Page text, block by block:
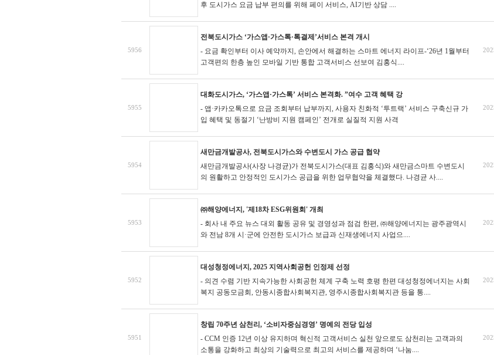
후 도시가스 요금 납부 편의를 위해 페이 서비스, AI기반 상담 ....
5956
전북도시가스 ‘가스앱·가스톡·톡결제’서비스 본격 개시
- 요금 확인부터 이사 예약까지, 손안에서 해결하는 스마트 에너지 라이프-‘26년 1월부터
고객편의 한층 높인 모바일 기반 통합 고객서비스 선보여 김홍식....
5955
대화도시가스, ‘가스앱·가스톡’ 서비스 본격화. ”여수 고객 혜택 강
- 앱·카카오톡으로 요금 조회부터 납부까지, 사용자 친화적 ‘투트랙’ 서비스 구축신규 가
입 혜택 및 동절기 ‘난방비 지원 캠페인’ 전개로 실질적 지원 사격
5954
새만금개발공사, 전북도시가스와 수변도시 가스 공급 협약
새만금개발공사(사장 나경균)가 전북도시가스(대표 김홍식)와 새만금스마트 수변도시
의 원활하고 안정적인 도시가스 공급을 위한 업무협약을 체결했다. 나경균 사....
5953
㈜해양에너지, '제18차 ESG위원회' 개최
- 회사 내 주요 뉴스 대외 활동 공유 및 경영성과 점검 한편, ㈜해양에너지는 광주광역시
와 전남 8개 시·군에 안전한 도시가스 보급과 신재생에너지 사업으....
5952
대성청정에너지, 2025 지역사회공헌 인정제 선정
- 의견 수렴 기반 지속가능한 사회공헌 체계 구축 노력 호평 한편 대성청정에너지는 사회
복지 공동모금회, 안동시종합사회복지관, 영주시종합사회복지관 등을 통....
5951
창립 70주년 삼천리, ‘소비자중심경영’ 명예의 전당 입성
- CCM 인증 12년 이상 유지하며 혁신적 고객서비스 실천 앞으로도 삼천리는 고객과의
소통을 강화하고 최상의 기술력으로 최고의 서비스를 제공하며 ‘나눔....